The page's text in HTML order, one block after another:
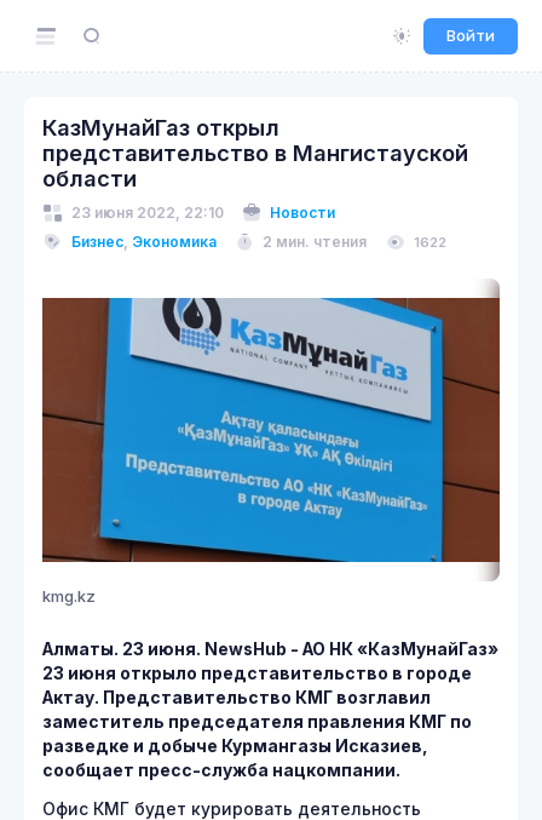
Войти
КазМунайГаз открыл
представительство в Мангистауской
области
23 июня 2022, 22:10
Новости
Бизнес, Экономика 2 мин. чтения 1622
kmg.kz
Алматы. 23 июня. NewsHub - АО НК «КазМунайГаз»
23 июня открыло представительство в городе
Актау. Представительство КМГ возглавил
заместитель председателя правления КМГ по
разведке и добыче Курмангазы Исказиев,
сообщает пресс-служба нацкомпании.
Офис КМГ будет курировать деятельность